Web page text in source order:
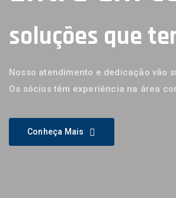
soluções que
Nosso atendimento e dedicação vão
Os sócios têm experiência na área
Conheça Mais